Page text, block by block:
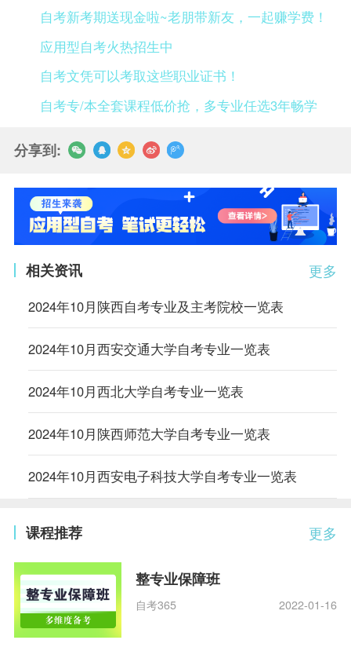
自考新考期送现金啦~老朋带新友，一起赚学费！
应用型自考火热招生中
自考文凭可以考取这些职业证书！
自考专/本全套课程低价抢，多专业任选3年畅学
分享到:
更多
相关资讯
2024年10月陕西自考专业及主考院校一览表
2024年10月西安交通大学自考专业一览表
2024年10月西北大学自考专业一览表
2024年10月陕西师范大学自考专业一览表
2024年10月西安电子科技大学自考专业一览表
更多
课程推荐
整专业保障班
自考365 2022-01-16